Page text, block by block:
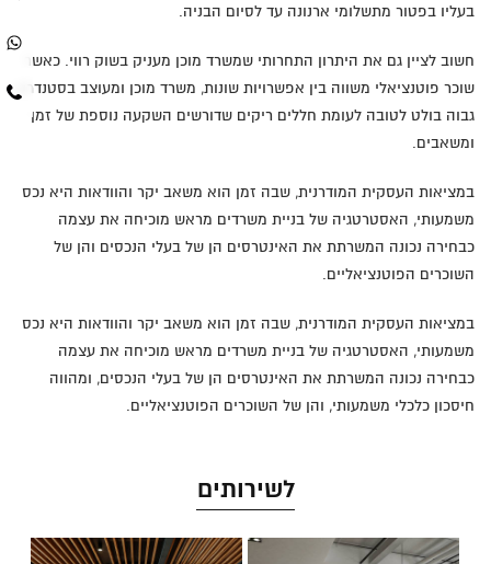
בעליו בפטור מתשלומי ארנונה עד לסיום הבניה.
חשוב לציין גם את היתרון התחרותי שמשרד מוכן מעניק בשוק רווי. כאשר
שוכר פוטנציאלי משווה בין אפשרויות שונות, משרד מוכן ומעוצב בסטנדרט
גבוה בולט לטובה לעומת חללים ריקים שדורשים השקעה נוספת של זמן
ומשאבים.
במציאות העסקית המודרנית, שבה זמן הוא משאב יקר והוודאות היא נכס
משמעותי, האסטרטגיה של בניית משרדים מראש מוכיחה את עצמה
כבחירה נכונה המשרתת את האינטרסים הן של בעלי הנכסים והן של
השוכרים הפוטנציאליים.
במציאות העסקית המודרנית, שבה זמן הוא משאב יקר והוודאות היא נכס
משמעותי, האסטרטגיה של בניית משרדים מראש מוכיחה את עצמה
כבחירה נכונה המשרתת את האינטרסים הן של בעלי הנכסים, ומהווה
חיסכון כלכלי משמעותי, והן של השוכרים הפוטנציאליים.
לשירותים